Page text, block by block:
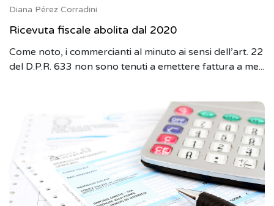
Diana Pérez Corradini
Ricevuta fiscale abolita dal 2020
Come noto, i commercianti al minuto ai sensi dell’art. 22
del D.P.R. 633 non sono tenuti a emettere fattura a me...